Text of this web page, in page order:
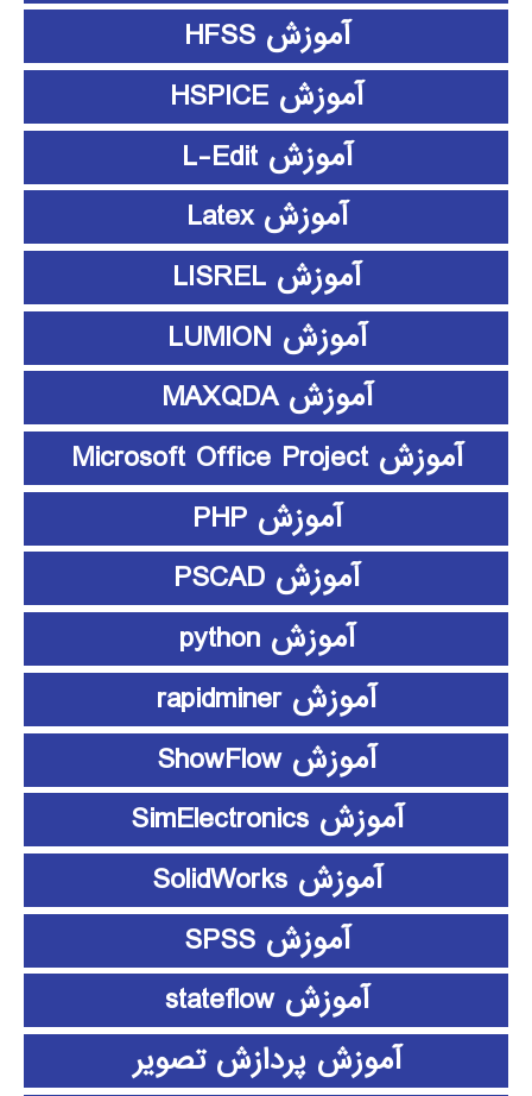
آموزش HFSS
آموزش HSPICE
آموزش L-Edit
آموزش Latex
آموزش LISREL
آموزش LUMION
آموزش MAXQDA
آموزش Microsoft Office Project
آموزش PHP
آموزش PSCAD
آموزش python
آموزش rapidminer
آموزش ShowFlow
آموزش SimElectronics
آموزش SolidWorks
آموزش SPSS
آموزش stateflow
آموزش پردازش تصویر